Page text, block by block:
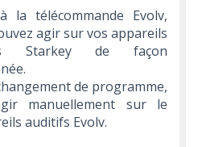
la télécommande Evolv,
agir sur vos appareils
Starkey de façon
de programme,
manuellement sur le
auditifs Evolv.